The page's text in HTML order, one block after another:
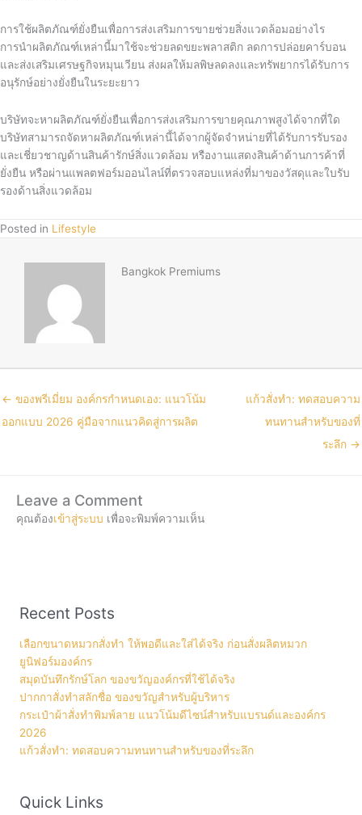
การใช้ผลิตภัณฑ์ยั่งยืนเพื่อการส่งเสริมการขายช่วยสิ่งแวดล้อมอย่างไร
การนำผลิตภัณฑ์เหล่านี้มาใช้จะช่วยลดขยะพลาสติก ลดการปล่อยคาร์บอน
และส่งเสริมเศรษฐกิจหมุนเวียน ส่งผลให้มลพิษลดลงและทรัพยากรได้รับการ
อนุรักษ์อย่างยั่งยืนในระยะยาว
บริษัทจะหาผลิตภัณฑ์ยั่งยืนเพื่อการส่งเสริมการขายคุณภาพสูงได้จากที่ใด
บริษัทสามารถจัดหาผลิตภัณฑ์เหล่านี้ได้จากผู้จัดจำหน่ายที่ได้รับการรับรอง
และเชี่ยวชาญด้านสินค้ารักษ์สิ่งแวดล้อม หรืองานแสดงสินค้าด้านการค้าที่
ยั่งยืน หรือผ่านแพลตฟอร์มออนไลน์ที่ตรวจสอบแหล่งที่มาของวัสดุและใบรับ
รองด้านสิ่งแวดล้อม
Posted in Lifestyle
Bangkok Premiums
← ของพรีเมี่ยม องค์กรกำหนดเอง: แนวโน้ม
ออกแบบ 2026 คู่มือจากแนวคิดสู่การผลิต
แก้วสั่งทำ: ทดสอบความ
ทนทานสำหรับของที่
ระลึก →
Leave a Comment
คุณต้องเข้าสู่ระบบ เพื่อจะพิมพ์ความเห็น
Recent Posts
เลือกขนาดหมวกสั่งทำ ให้พอดีและใส่ได้จริง ก่อนสั่งผลิตหมวก
ยูนิฟอร์มองค์กร
สมุดบันทึกรักษ์โลก ของขวัญองค์กรที่ใช้ได้จริง
ปากกาสั่งทำสลักชื่อ ของขวัญสำหรับผู้บริหาร
กระเป๋าผ้าสั่งทำพิมพ์ลาย แนวโน้มดีไซน์สำหรับแบรนด์และองค์กร
2026
แก้วสั่งทำ: ทดสอบความทนทานสำหรับของที่ระลึก
Quick Links